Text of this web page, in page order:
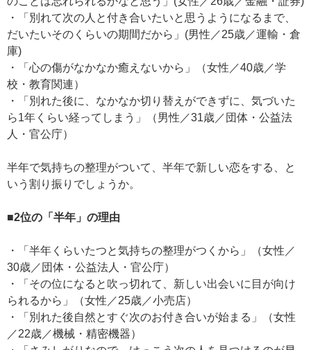
・「別れて次の人と付き合いたいと思うようになるまで、
だいたいそのくらいの期間だから」(男性／25歳／運輸・倉
庫)
・「心の傷がなかなか癒えないから」（女性／40歳／学
校・教育関連）
・「別れた後に、なかなか切り替えができずに、気づいた
ら1年くらい経ってしまう」（男性／31歳／団体・公益法
人・官公庁）
半年で気持ちの整理がついて、半年で新しい恋をする、と
いう割り振りでしょうか。
■2位の「半年」の理由
・「半年くらいたつと気持ちの整理がつくから」（女性／
30歳／団体・公益法人・官公庁）
・「その位になると吹っ切れて、新しい出会いに目が向け
られるから」（女性／25歳／小売店）
・「別れた後自然とすぐ次のお付き合いが始まる」（女性
／22歳／機械・精密機器）